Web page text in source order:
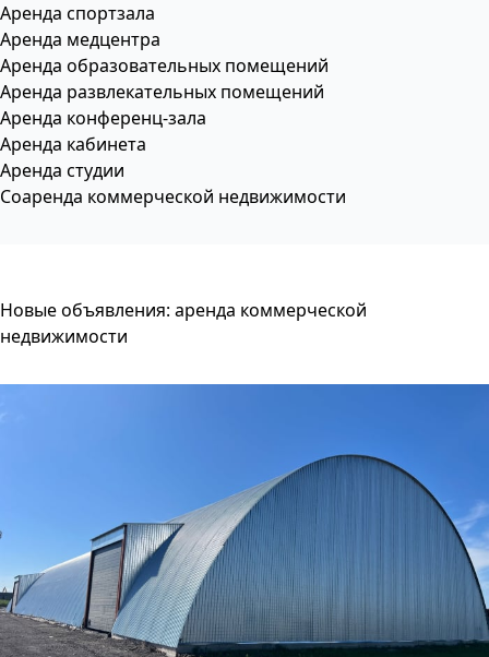
Аренда спортзала
Аренда медцентра
Аренда образовательных помещений
Аренда развлекательных помещений
Аренда конференц-зала
Аренда кабинета
Аренда студии
Соаренда коммерческой недвижимости
Новые объявления: аренда коммерческой
недвижимости